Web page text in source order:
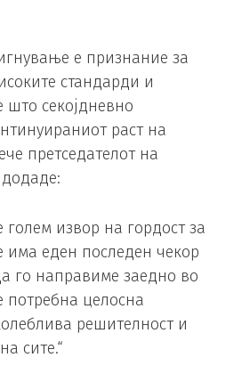
е признание за
стандарди и
што секојдневно
раст на
претседателот на
додаде:
голем извор на гордост за
има еден последен чекор
го направиме заедно во
целосна
решителност и
сите.“